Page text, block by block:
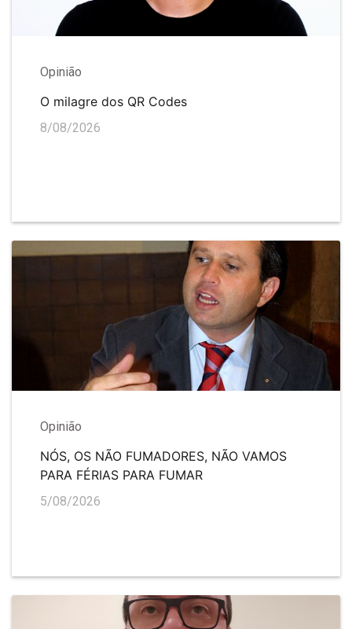
Opinião
O milagre dos QR Codes
8/08/2026
Opinião
NÓS, OS NÃO FUMADORES, NÃO VAMOS
PARA FÉRIAS PARA FUMAR
5/08/2026